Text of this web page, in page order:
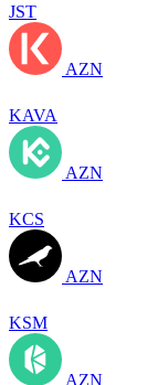
JST
AZN
KAVA
AZN
KCS
AZN
KSM
AZN